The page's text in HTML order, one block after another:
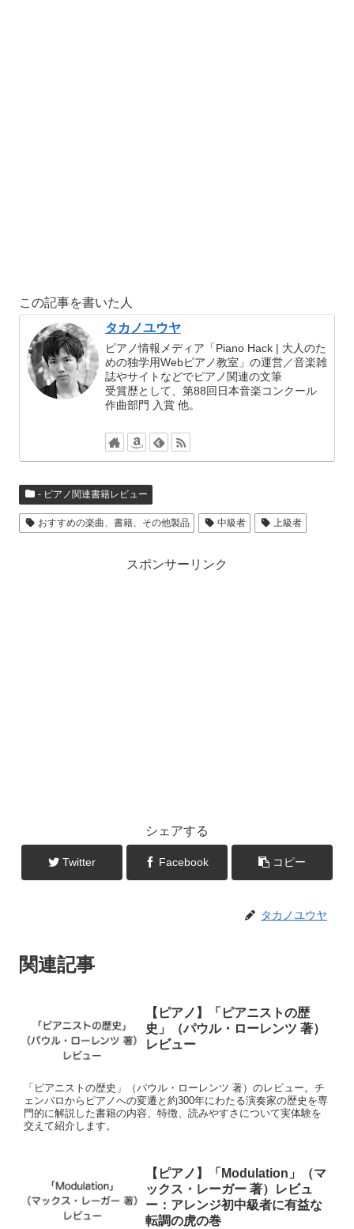
この記事を書いた人
タカノユウヤ
ピアノ情報メディア「Piano Hack | 大人のた
めの独学用Webピアノ教室」の運営／音楽雑
誌やサイトなどでピアノ関連の文筆
受賞歴として、第88回日本音楽コンクール
作曲部門 入賞 他。
- ピアノ関連書籍レビュー
おすすめの楽曲、書籍、その他製品 中級者 上級者
スポンサーリンク
シェアする
Twitter Facebook コピー
タカノユウヤ
関連記事
【ピアノ】「ピアニストの歴
史」（パウル・ローレンツ 著）
レビュー
「ピアニストの歴史」（パウル・ローレンツ 著）のレビュー。チ
ェンバロからピアノへの変遷と約300年にわたる演奏家の歴史を専
門的に解説した書籍の内容、特徴、読みやすさについて実体験を
交えて紹介します。
【ピアノ】「Modulation」（マ
ックス・レーガー 著）レビュ
ー：アレンジ初中級者に有益な
転調の虎の巻